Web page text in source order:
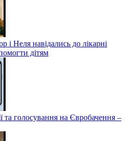
і Неля навідались до лікарні
дітям
та голосування на Євробачення –